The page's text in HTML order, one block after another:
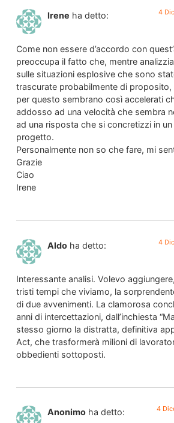
Irene ha detto: 4
Come non essere d’accordo con
preoccupa il fatto che, mentre
sulle situazioni esplosive che sono
trascurate probabilmente di proposito,
per questo sembrano così accelerati
addosso ad una velocità che sembra
ad una risposta che si concretizzi in
progetto.
Personalmente non so che fare, mi
Grazie
Ciao
Irene
Aldo ha detto: 4
Interessante analisi. Volevo
tristi tempi che viviamo, la
di due avvenimenti. La clamorosa
anni di intercettazioni, dall’inchiesta
stesso giorno la distratta, definitiva
Act, che trasformerà milioni di
obbedienti sottoposti.
Anonimo ha detto: 4